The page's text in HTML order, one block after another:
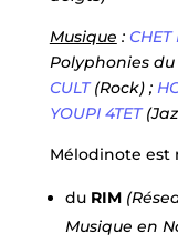
Musique : CHET
Polyphonies
CULT(Rock) ;
YOUPI 4TET
Mélodinote est
du RIM
Musique en